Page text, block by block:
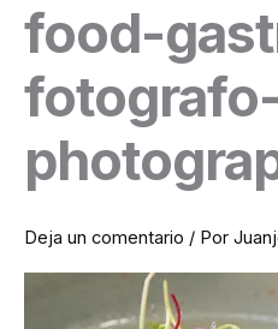
food-
Deja un comentario / Por